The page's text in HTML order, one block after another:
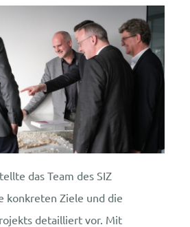
das Team des SIZ
konkreten Ziele und die
detailliert vor. Mit